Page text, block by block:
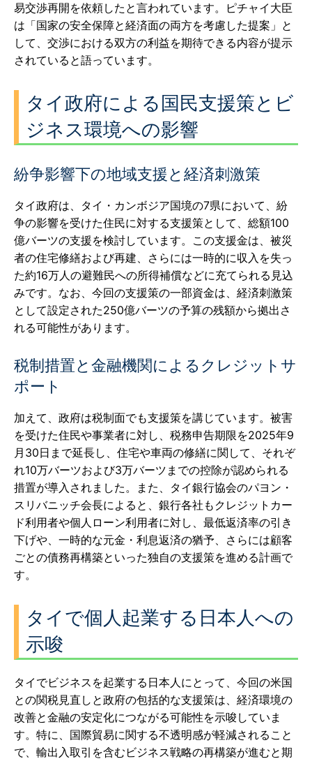
易交渉再開を依頼したと言われています。ピチャイ大臣
は「国家の安全保障と経済面の両方を考慮した提案」と
して、交渉における双方の利益を期待できる内容が提示
されていると語っています。
タイ政府による国民支援策とビ
ジネス環境への影響
紛争影響下の地域支援と経済刺激策
タイ政府は、タイ・カンボジア国境の7県において、紛
争の影響を受けた住民に対する支援策として、総額100
億バーツの支援を検討しています。この支援金は、被災
者の住宅修繕および再建、さらには一時的に収入を失っ
た約16万人の避難民への所得補償などに充てられる見込
みです。なお、今回の支援策の一部資金は、経済刺激策
として設定された250億バーツの予算の残額から拠出さ
れる可能性があります。
税制措置と金融機関によるクレジットサ
ポート
加えて、政府は税制面でも支援策を講じています。被害
を受けた住民や事業者に対し、税務申告期限を2025年9
月30日まで延長し、住宅や車両の修繕に関して、それぞ
れ10万バーツおよび3万バーツまでの控除が認められる
措置が導入されました。また、タイ銀行協会のパヨン・
スリバニッチ会長によると、銀行各社もクレジットカー
ド利用者や個人ローン利用者に対し、最低返済率の引き
下げや、一時的な元金・利息返済の猶予、さらには顧客
ごとの債務再構築といった独自の支援策を進める計画で
す。
タイで個人起業する日本人への
示唆
タイでビジネスを起業する日本人にとって、今回の米国
との関税見直しと政府の包括的な支援策は、経済環境の
改善と金融の安定化につながる可能性を示唆していま
す。特に、国際貿易に関する不透明感が軽減されること
で、輸出入取引を含むビジネス戦略の再構築が進むと期